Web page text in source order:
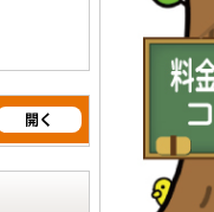
開く